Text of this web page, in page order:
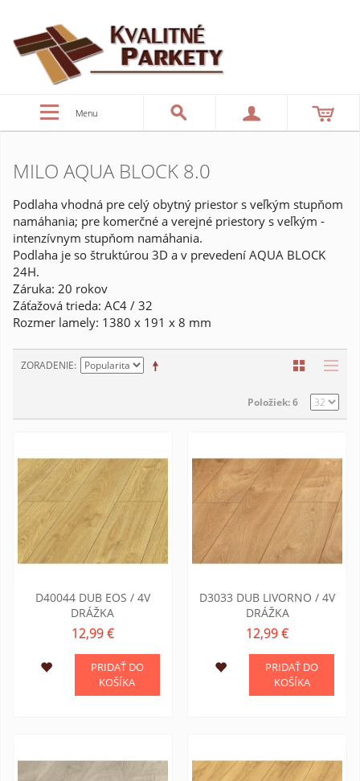
Menu
MILO AQUA BLOCK 8.0
Podlaha vhodná pre celý obytný priestor s veľkým stupňom
namáhania; pre komerčné a verejné priestory s veľkým -
intenzívnym stupňom namáhania.
Podlaha je so štruktúrou 3D a v prevedení AQUA BLOCK
24H.
Záruka: 20 rokov
Záťažová trieda: AC4 / 32
Rozmer lamely: 1380 x 191 x 8 mm
ZORADENIE
Položiek: 6
D40044 DUB EOS / 4V
DRÁŽKA
12,99 €
PRIDAŤ DO
KOŠÍKA
D3033 DUB LIVORNO / 4V
DRÁŽKA
12,99 €
PRIDAŤ DO
KOŠÍKA